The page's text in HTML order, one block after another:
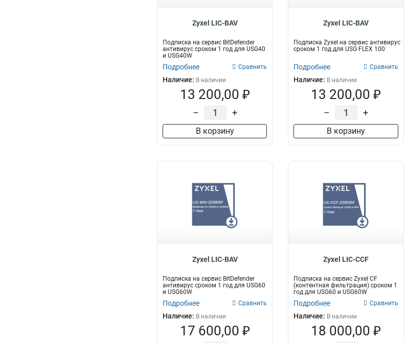
Zyxel LIC-BAV
Подписка на сервис BitDefender
антивирус сроком 1 год для USG40
и USG40W
Подробнее Сравнить
Наличие: В наличии
13 200,00 ₽
– +
В корзину
Zyxel LIC-BAV
Подписка Zyxel на сервис антивирус
сроком 1 год для USG FLEX 100
Подробнее Сравнить
Наличие: В наличии
13 200,00 ₽
– +
В корзину
Zyxel LIC-BAV
Подписка на сервис BitDefender
антивирус сроком 1 год для USG60
и USG60W
Подробнее Сравнить
Наличие: В наличии
17 600,00 ₽
Zyxel LIC-CCF
Подписка на сервис Zyxel CF
(контентная фильтрация) сроком 1
год для USG60 и USG60W
Подробнее Сравнить
Наличие: В наличии
18 000,00 ₽